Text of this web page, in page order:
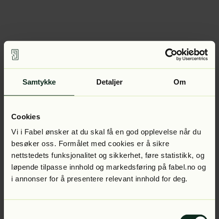
Samtykke Detaljer Om
Cookies
Vi i Fabel ønsker at du skal få en god opplevelse når du
besøker oss. Formålet med cookies er å sikre
nettstedets funksjonalitet og sikkerhet, føre statistikk, og
løpende tilpasse innhold og markedsføring på fabel.no og
i annonser for å presentere relevant innhold for deg.